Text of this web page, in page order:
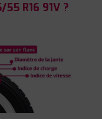
R16 91V ?